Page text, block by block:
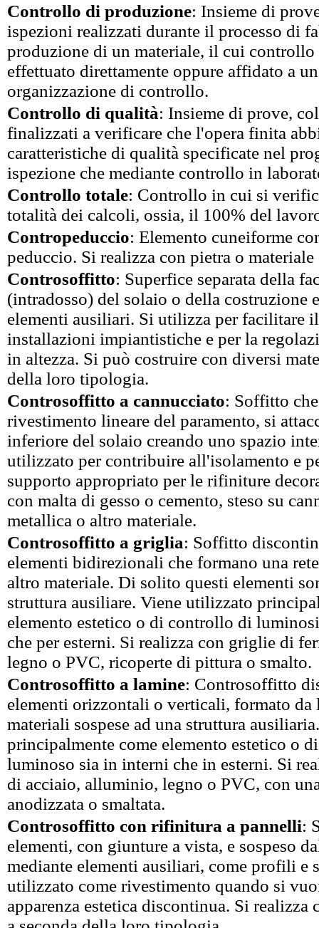
Controllo di produzione: Insieme di
ispezioni realizzati durante il processo di
produzione di un materiale, il cui controllo
effettuato direttamente oppure affidato a
organizzazione di controllo.
Controllo di qualità: Insieme di prove,
finalizzati a verificare che l'opera finita
caratteristiche di qualità specificate nel
ispezione che mediante controllo in
Controllo totale: Controllo in cui si
totalità dei calcoli, ossia, il 100% del
Contropeduccio: Elemento cuneiforme
peduccio. Si realizza con pietra o materiale
Controsoffitto: Superfice separata della
(intradosso) del solaio o della costruzione
elementi ausiliari. Si utilizza per facilitare
installazioni impiantistiche e per la
in altezza. Si può costruire con diversi
della loro tipologia.
Controsoffitto a cannucciato: Soffitto
rivestimento lineare del paramento, si
inferiore del solaio creando uno spazio
utilizzato per contribuire all'isolamento e
supporto appropriato per le rifiniture
con malta di gesso o cemento, steso su
metallica o altro materiale.
Controsoffitto a griglia: Soffitto
elementi bidirezionali che formano una
altro materiale. Di solito questi elementi
struttura ausiliare. Viene utilizzato
elemento estetico o di controllo di
che per esterni. Si realizza con griglie di
legno o PVC, ricoperte di pittura o smalto.
Controsoffitto a lamine: Controsoffitto
elementi orizzontali o verticali, formato
materiali sospese ad una struttura
principalmente come elemento estetico o
luminoso sia in interni che in esterni. Si
di acciaio, alluminio, legno o PVC, con
anodizzata o smaltata.
Controsoffitto con rifinitura a pannelli:
elementi, con giunture a vista, e sospeso
mediante elementi ausiliari, come profili e
utilizzato come rivestimento quando si
apparenza estetica discontinua. Si realizza